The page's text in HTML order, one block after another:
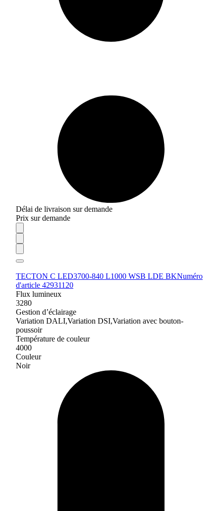
Délai de livraison sur demande
Prix sur demande
TECTON C LED3700-840 L1000 WSB LDE BKNuméro
d'article 42931120
Flux lumineux
3280
Gestion d’éclairage
Variation DALI,Variation DSI,Variation avec bouton-
poussoir
Température de couleur
4000
Couleur
Noir